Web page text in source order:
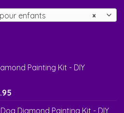
×
enfants
Painting Kit - DIY
Diamond Painting Kit - DIY